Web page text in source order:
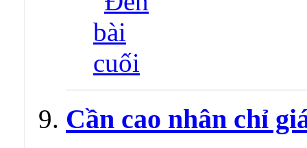
Cần cao nhân chỉ